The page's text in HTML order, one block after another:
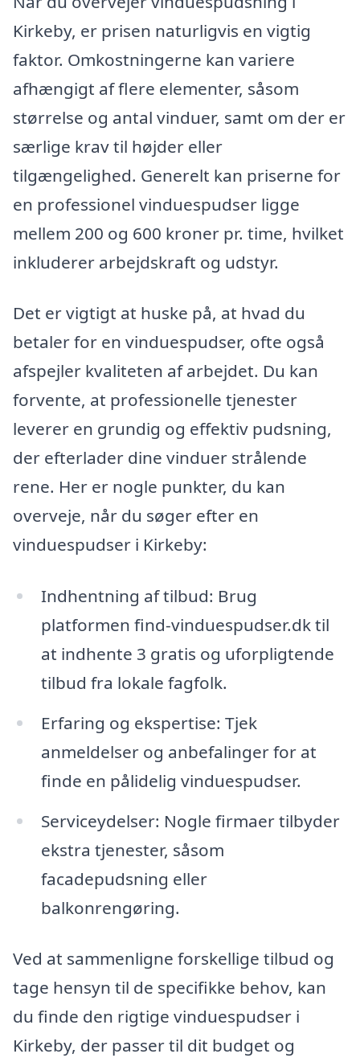
Kirkeby, er prisen naturligvis en vigtig
faktor. Omkostningerne kan variere
afhængigt af flere elementer, såsom
størrelse og antal vinduer, samt om der er
særlige krav til højder eller
tilgængelighed. Generelt kan priserne for
en professionel vinduespudser ligge
mellem 200 og 600 kroner pr. time, hvilket
inkluderer arbejdskraft og udstyr.
Det er vigtigt at huske på, at hvad du
betaler for en vinduespudser, ofte også
afspejler kvaliteten af arbejdet. Du kan
forvente, at professionelle tjenester
leverer en grundig og effektiv pudsning,
der efterlader dine vinduer strålende
rene. Her er nogle punkter, du kan
overveje, når du søger efter en
vinduespudser i Kirkeby:
Indhentning af tilbud: Brug
platformen find-vinduespudser.dk til
at indhente 3 gratis og uforpligtende
tilbud fra lokale fagfolk.
Erfaring og ekspertise: Tjek
anmeldelser og anbefalinger for at
finde en pålidelig vinduespudser.
Serviceydelser: Nogle firmaer tilbyder
ekstra tjenester, såsom
facadepudsning eller
balkonrengøring.
Ved at sammenligne forskellige tilbud og
tage hensyn til de specifikke behov, kan
du finde den rigtige vinduespudser i
Kirkeby, der passer til dit budget og